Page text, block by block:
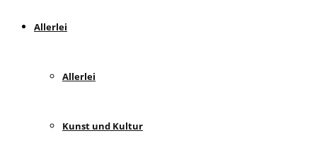
Allerlei
Allerlei
Kunst und Kultur